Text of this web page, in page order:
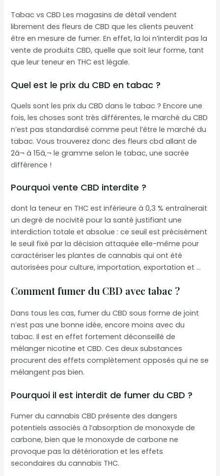
Tabac vs CBD Les magasins de détail vendent
librement des fleurs de CBD que les clients peuvent
être en mesure de fumer. En effet, la loi n’interdit pas la
vente de produits CBD, quelle que soit leur forme, tant
que leur teneur en THC est légale.
Quel est le prix du CBD en tabac ?
Quels sont les prix du CBD dans le tabac ? Encore une
fois, les choses sont très différentes, le marché du CBD
n’est pas standardisé comme peut l’être le marché du
tabac. Vous trouverez donc des fleurs cbd allant de
2â¬ à 15â‚¬ le gramme selon le tabac, une sacrée
différence !
Pourquoi vente CBD interdite ?
dont la teneur en THC est inférieure à 0,3 % entraînerait
un degré de nocivité pour la santé justifiant une
interdiction totale et absolue : ce seuil est précisément
le seuil fixé par la décision attaquée elle-même pour
caractériser les plantes de cannabis qui ont été
autorisées pour culture, importation, exportation et …
Comment fumer du CBD avec tabac ?
Dans tous les cas, fumer du CBD sous forme de joint
n’est pas une bonne idée, encore moins avec du
tabac. Il est en effet fortement déconseillé de
mélanger nicotine et CBD. Ces deux substances
procurent des effets complètement opposés qui ne se
mélangent pas bien.
Pourquoi il est interdit de fumer du CBD ?
Fumer du cannabis CBD présente des dangers
potentiels associés à l’absorption de monoxyde de
carbone, bien que le monoxyde de carbone ne
provoque pas la détérioration et les effets
secondaires du cannabis THC.